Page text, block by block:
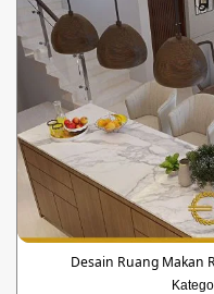
Desain Ruang Makan